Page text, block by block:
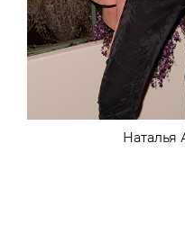
Наталья